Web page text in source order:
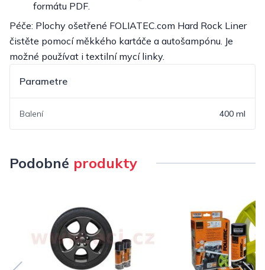
formátu PDF.
Péče: Plochy ošetřené FOLIATEC.com Hard Rock Liner
čistěte pomocí měkkého kartáče a autošampónu. Je
možné používat i textilní mycí linky.
Parametre
Balení 400 ml
Podobné produkty